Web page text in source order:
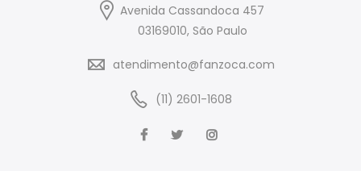
Avenida Cassandoca 457
03169010, São Paulo
atendimento@fanzoca.com
(11) 2601-1608